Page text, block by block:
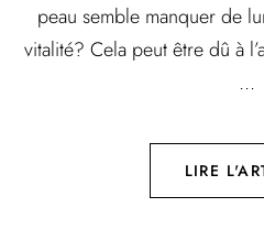
peau semble manquer de
vitalité? Cela peut être dû à
...
LIRE